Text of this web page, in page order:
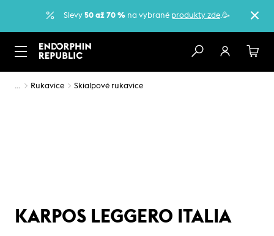
Slevy 50 až 70 % na vybrané produkty zde.🥳
… Rukavice Skialpové rukavice
KARPOS LEGGERO ITALIA